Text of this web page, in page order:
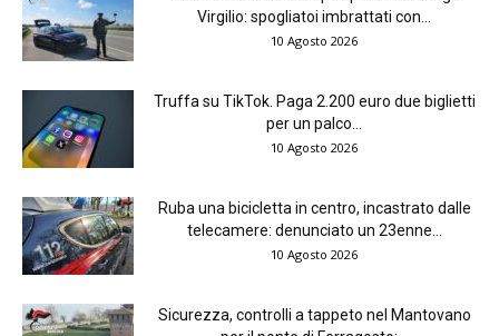
Virgilio: spogliatoi imbrattati con...
10 Agosto 2026
Truffa su TikTok. Paga 2.200 euro due biglietti
per un palco...
10 Agosto 2026
Ruba una bicicletta in centro, incastrato dalle
telecamere: denunciato un 23enne...
10 Agosto 2026
Sicurezza, controlli a tappeto nel Mantovano